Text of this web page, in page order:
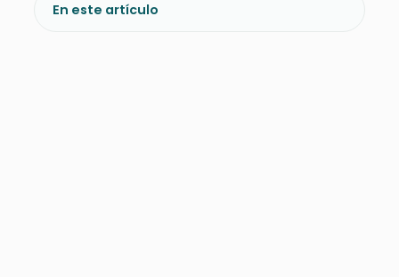
En este artículo